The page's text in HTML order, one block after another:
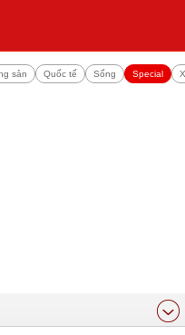
sản Quốc tế Sống Special